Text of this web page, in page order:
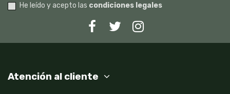
He leído y acepto las condiciones legales
Atención al cliente